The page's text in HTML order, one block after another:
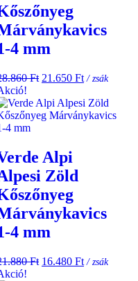
4 mm
Ft 21.650 Ft/ zsák
Alpi
Zöld
4 mm
Ft 16.480 Ft/ zsák